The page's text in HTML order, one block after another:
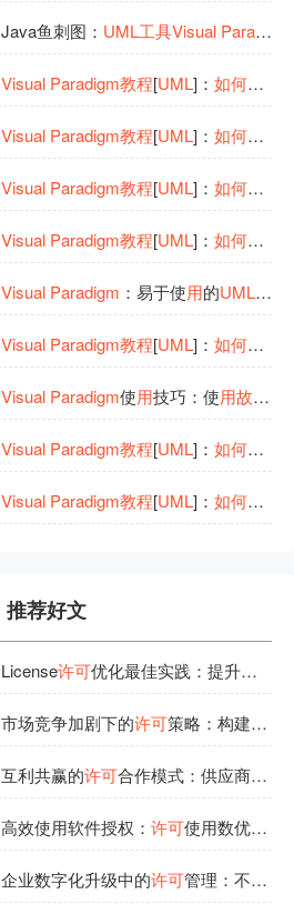
Java鱼刺图： UML工具Visual Paradigm
Visual Paradigm教程[UML]： 如何在
Visual Paradigm教程[UML]： 如何绘制
Visual Paradigm教程[UML]： 如何在
Visual Paradigm教程[UML]： 如何在
Visual Paradigm ：易于使用的UML工
Visual Paradigm教程[UML]： 如何在
Visual Paradigm使用技巧：使用故事
Visual Paradigm教程[UML]： 如何在
Visual Paradigm教程[UML]： 如何绘制
推荐好文
License许可优化最佳实践：提升软件授权使用效率
市场竞争加剧下的许可策略：构建企业核心优势
互利共赢的许可合作模式：供应商与企业的最佳实践
高效使用软件授权： 许可使用数优化的科学方法
企业数字化升级中的许可管理：不可忽视的基础要素